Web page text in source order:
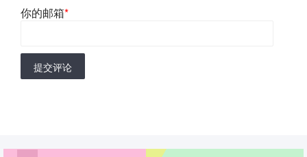
你的邮箱*
提交评论